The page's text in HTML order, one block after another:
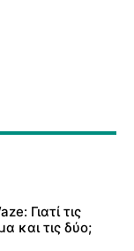
Γιατί τις
και τις δύο;